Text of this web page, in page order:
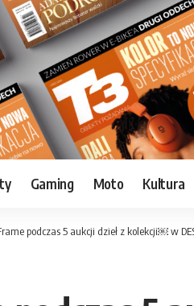
Gaming Moto Kultura
podczas 5 aukcji dzieł z kolekcji￼ w